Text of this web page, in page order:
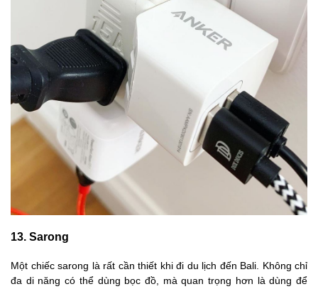
13. Sarong
Một chiếc sarong là rất cần thiết khi đi du lịch đến Bali. Không chỉ
đa di năng có thể dùng bọc đồ, mà quan trọng hơn là dùng để